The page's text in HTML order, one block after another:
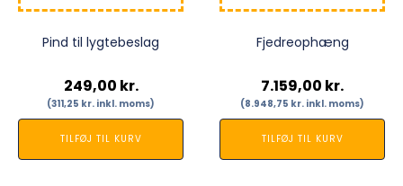
Pind til lygtebeslag
249,00 kr.
(311,25 kr. inkl. moms)
TILFØJ TIL KURV
Fjedreophæng
7.159,00 kr.
(8.948,75 kr. inkl. moms)
TILFØJ TIL KURV